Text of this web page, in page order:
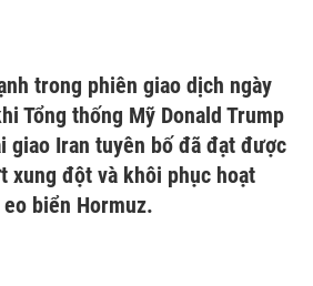
trong phiên giao dịch ngày
Tổng thống Mỹ Donald Trump
giao Iran tuyên bố đã đạt được
xung đột và khôi phục hoạt
biển Hormuz.